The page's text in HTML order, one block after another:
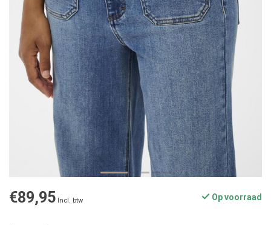
€89,95 Incl. btw Op voorraad